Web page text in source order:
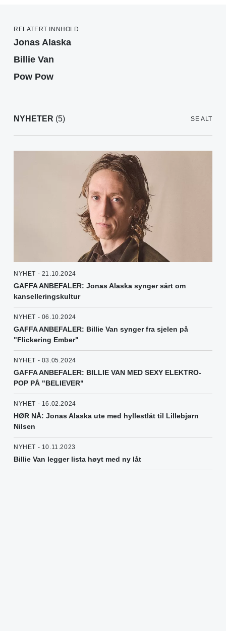
RELATERT INNHOLD
Jonas Alaska
Billie Van
Pow Pow
NYHETER (5) SE ALT
NYHET - 21.10.2024
GAFFA ANBEFALER: Jonas Alaska synger sårt om
kanselleringskultur
NYHET - 06.10.2024
GAFFA ANBEFALER: Billie Van synger fra sjelen på
"Flickering Ember"
NYHET - 03.05.2024
GAFFA ANBEFALER: BILLIE VAN MED SEXY ELEKTRO-
POP PÅ "BELIEVER"
NYHET - 16.02.2024
HØR NÅ: Jonas Alaska ute med hyllestlåt til Lillebjørn
Nilsen
NYHET - 10.11.2023
Billie Van legger lista høyt med ny låt